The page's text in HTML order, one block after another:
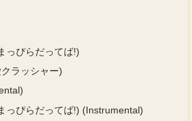
っぴらだってば!)
ラッシャー)
っぴらだってば!) (Instrumental)